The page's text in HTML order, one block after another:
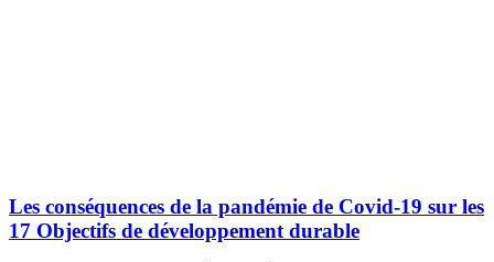
Les conséquences de la pandémie de Covid-19 sur les
17 Objectifs de développement durable